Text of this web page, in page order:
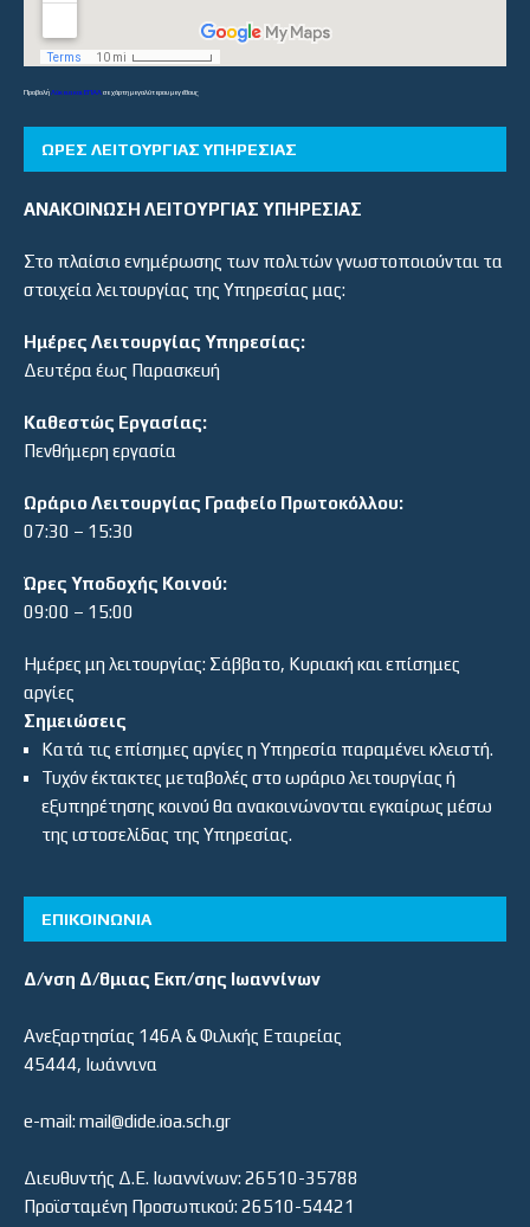
ΠροβολήΛύκεια και ΕΠΑΛσε χάρτη μεγαλύτερου μεγέθους
ΏΡΕΣ ΛΕΙΤΟΥΡΓΊΑΣ ΥΠΗΡΕΣΊΑΣ
ΑΝΑΚΟΙΝΩΣΗ ΛΕΙΤΟΥΡΓΙΑΣ ΥΠΗΡΕΣΙΑΣ
Στο πλαίσιο ενημέρωσης των πολιτών γνωστοποιούνται τα
στοιχεία λειτουργίας της Υπηρεσίας μας:
Ημέρες Λειτουργίας Υπηρεσίας:
Δευτέρα έως Παρασκευή
Καθεστώς Εργασίας:
Πενθήμερη εργασία
Ωράριο Λειτουργίας Γραφείο Πρωτοκόλλου:
07:30 – 15:30
Ώρες Υποδοχής Κοινού:
09:00 – 15:00
Ημέρες μη λειτουργίας: Σάββατο, Κυριακή και επίσημες
αργίες
Σημειώσεις
Κατά τις επίσημες αργίες η Υπηρεσία παραμένει κλειστή.
Τυχόν έκτακτες μεταβολές στο ωράριο λειτουργίας ή
εξυπηρέτησης κοινού θα ανακοινώνονται εγκαίρως μέσω
της ιστοσελίδας της Υπηρεσίας.
ΕΠΙΚΟΙΝΩΝΙΑ
Δ/νση Δ/θμιας Εκπ/σης Ιωαννίνων
Ανεξαρτησίας 146Α & Φιλικής Εταιρείας
45444, Ιωάννινα
e-mail: mail@dide.ioa.sch.gr
Διευθυντής Δ.Ε. Ιωαννίνων: 26510-35788
Προϊσταμένη Προσωπικού: 26510-54421